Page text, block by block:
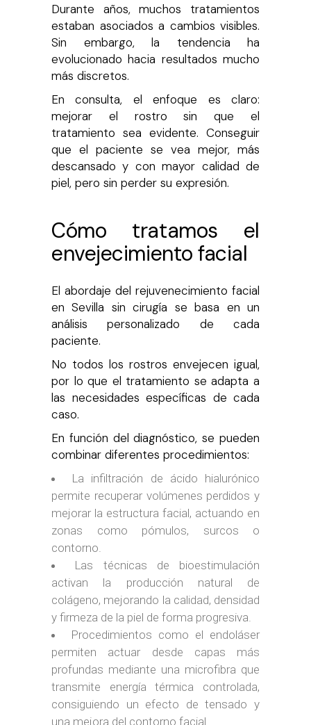
Durante años, muchos tratamientos
estaban asociados a cambios visibles.
Sin embargo, la tendencia ha
evolucionado hacia resultados mucho
más discretos.
En consulta, el enfoque es claro:
mejorar el rostro sin que el
tratamiento sea evidente. Conseguir
que el paciente se vea mejor, más
descansado y con mayor calidad de
piel, pero sin perder su expresión.
Cómo tratamos el
envejecimiento facial
El abordaje del rejuvenecimiento facial
en Sevilla sin cirugía se basa en un
análisis personalizado de cada
paciente.
No todos los rostros envejecen igual,
por lo que el tratamiento se adapta a
las necesidades específicas de cada
caso.
En función del diagnóstico, se pueden
combinar diferentes procedimientos:
La infiltración de ácido hialurónico
permite recuperar volúmenes perdidos y
mejorar la estructura facial, actuando en
zonas como pómulos, surcos o
contorno.
Las técnicas de bioestimulación
activan la producción natural de
colágeno, mejorando la calidad, densidad
y firmeza de la piel de forma progresiva.
Procedimientos como el endoláser
permiten actuar desde capas más
profundas mediante una microfibra que
transmite energía térmica controlada,
consiguiendo un efecto de tensado y
una mejora del contorno facial.